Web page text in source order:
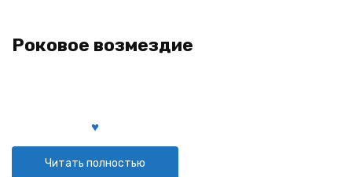
Роковое возмездие
Читать полностью